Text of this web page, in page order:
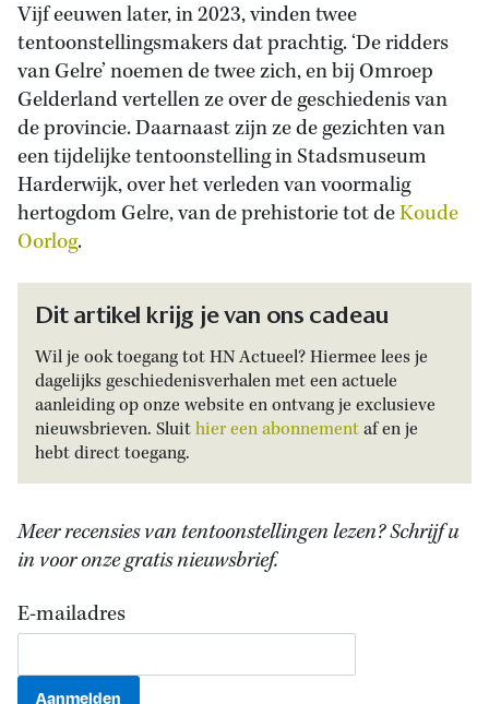
Vijf eeuwen later, in 2023, vinden twee
tentoonstellingsmakers dat prachtig. ‘De ridders
van Gelre’ noemen de twee zich, en bij Omroep
Gelderland vertellen ze over de geschiedenis van
de provincie. Daarnaast zijn ze de gezichten van
een tijdelijke tentoonstelling in Stadsmuseum
Harderwijk, over het verleden van voormalig
hertogdom Gelre, van de prehistorie tot deKoude
Oorlog.
Dit artikel krijg je van ons cadeau
Wil je ook toegang tot HN Actueel? Hiermee lees je
dagelijks geschiedenisverhalen met een actuele
aanleiding op onze website en ontvang je exclusieve
nieuwsbrieven. Sluithier een abonnementaf en je
hebt direct toegang.
Meer recensies van tentoonstellingen lezen? Schrijf u
in voor onze gratis nieuwsbrief.
E-mailadres